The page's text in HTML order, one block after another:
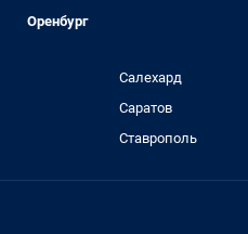
Оренбург
Салехард
Саратов
Ставрополь